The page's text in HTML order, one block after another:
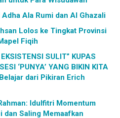
Ala Rumi dan Al Ghazali
Lolos ke Tingkat Provinsi
Fiqih
SULIT” KUPAS
‘PUNYA’ YANG BIKIN KITA
Belajar dari Pikiran Erich
Idulfitri Momentum
dan Saling Memaafkan